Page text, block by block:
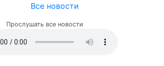
Все новости
Прослушать все новости